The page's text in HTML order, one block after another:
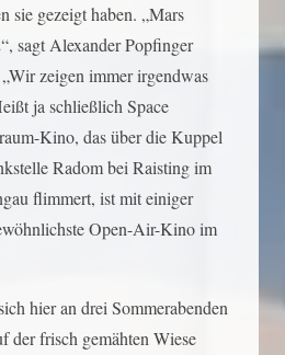
sie gezeigt haben. „Mars
sagt Alexander Popfinger
zeigen immer irgendwas
ja schließlich Space
Kino, das über die Kuppel
Radom bei Raisting im
flimmert, ist mit einiger
Open-Air-Kino im
hier an drei Sommerabenden
der frisch gemähten Wiese